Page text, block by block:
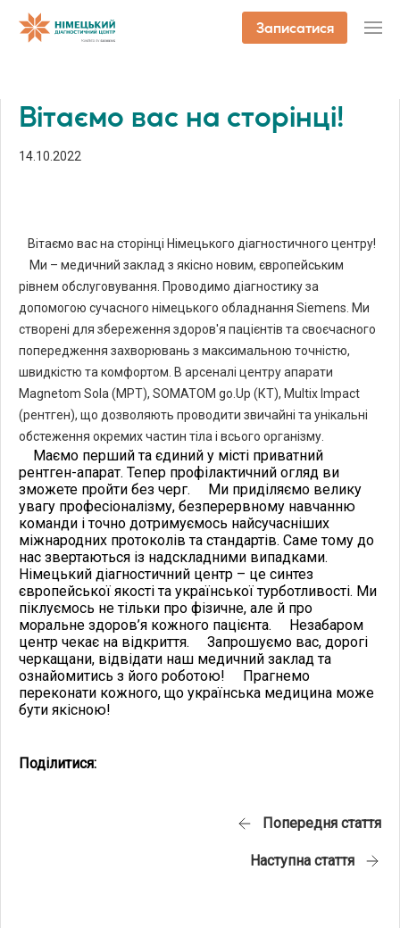
Записатися
Вітаємо вас на сторінці!
14.10.2022
Вітаємо вас на сторінці Німецького діагностичного центру!
Ми – медичний заклад з якісно новим, європейським
рівнем обслуговування. Проводимо діагностику за
допомогою сучасного німецького обладнання Siemens. Ми
створені для збереження здоров'я пацієнтів та своєчасного
попередження захворювань з максимальною точністю,
швидкістю та комфортом. В арсеналі центру апарати
Magnetom Sola (МРТ), SOMATOM go.Up (КТ), Multix Impact
(рентген), що дозволяють проводити звичайні та унікальні
обстеження окремих частин тіла і всього організму.
Маємо перший та єдиний у місті приватний
рентген-апарат. Тепер профілактичний огляд ви
зможете пройти без черг.
Ми приділяємо велику
увагу професіоналізму, безперервному навчанню
команди і точно дотримуємось найсучасніших
міжнародних протоколів та стандартів. Саме тому до
нас звертаються із надскладними випадками.
Німецький діагностичний центр – це синтез
європейської якості та української турботливості. Ми
піклуємось не тільки про фізичне, але й про
моральне здоров’я кожного пацієнта.
Незабаром
центр чекає на відкриття.
Запрошуємо вас, дорогі
черкащани, відвідати наш медичний заклад та
ознайомитись з його роботою!
Прагнемо
переконати кожного, що українська медицина може
бути якісною!
Поділитися:
Попередня стаття
Наступна стаття